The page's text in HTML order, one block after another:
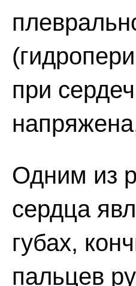
при
Одним из
сердца
губах,
пальцев